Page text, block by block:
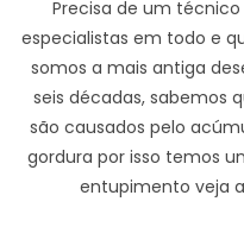
Precisa de um
especialistas em todo e
somos a mais antiga
seis décadas, sabemos
são causados pelo
gordura por isso temos
entupimento veja